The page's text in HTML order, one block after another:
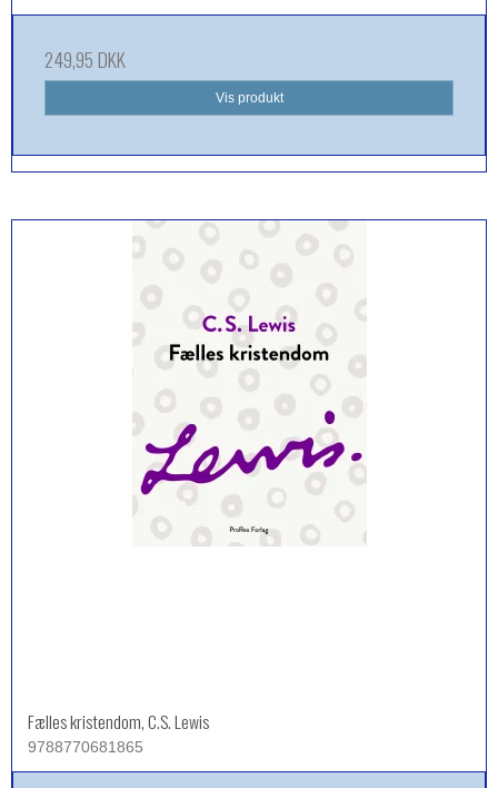
249,95 DKK
Vis produkt
Fælles kristendom, C.S. Lewis
9788770681865